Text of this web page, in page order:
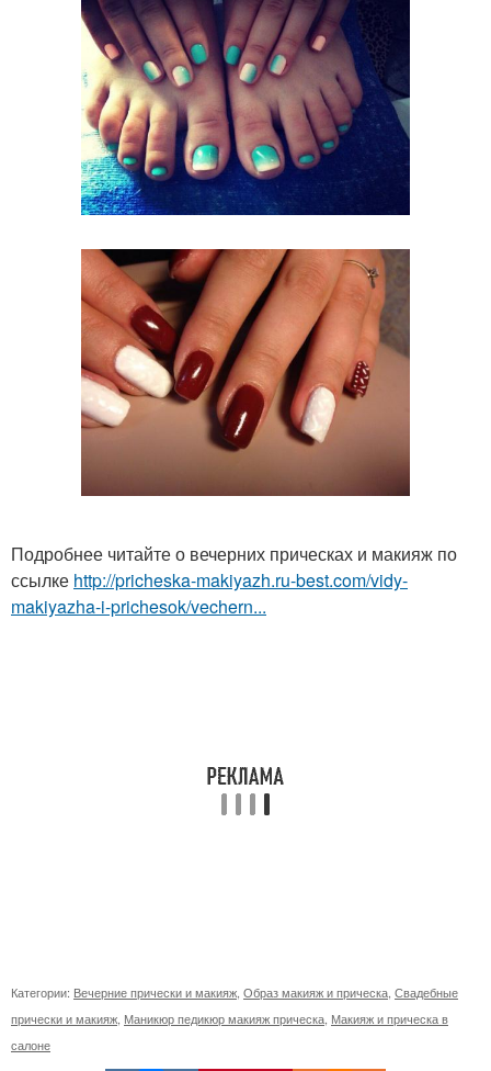
Подробнее читайте о вечерних прическах и макияж по
ссылке http://pricheska-makiyazh.ru-best.com/vidy-
makiyazha-i-prichesok/vechern...
Категории: Вечерние прически и макияж Образ макияж и прическа Свадебные
прически и макияж Маникюр педикюр макияж прическа Макияж и прическа в
салоне